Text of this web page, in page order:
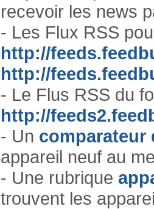
recevoir les news
- Les Flux RSS
http://
http://
- Le Flus RSS du
http://
- Un comparateur
appareil neuf au
- Une rubrique
trouvent les